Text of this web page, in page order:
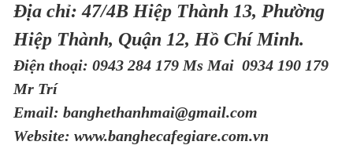
Địa chỉ: 47/4B Hiệp Thành 13, Phường
Hiệp Thành, Quận 12, Hồ Chí Minh.
Điện thoại: 0943 284 179 Ms Mai 0934 190 179
Mr Trí
Email: banghethanhmai@gmail.com
Website: www.banghecafegiare.com.vn